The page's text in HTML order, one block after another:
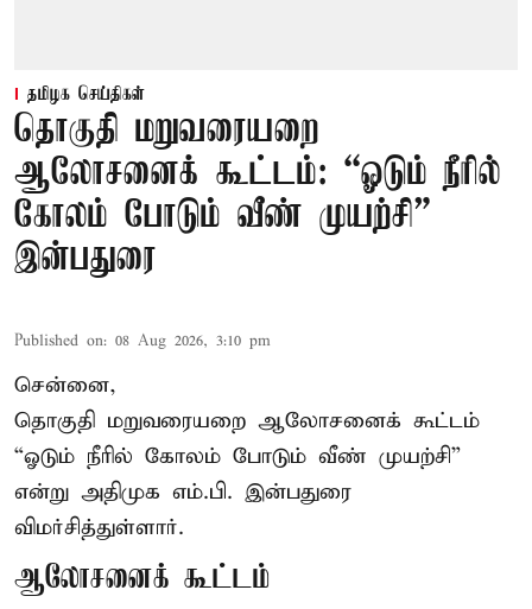
தமிழக செய்திகள்
தொகுதி மறுவரையறை
ஆலோசனைக் கூட்டம்: “ஓடும் நீரில்
கோலம் போடும் வீண் முயற்சி” –
இன்பதுரை
Published on: 08 Aug 2026, 3:10 pm
சென்னை,
தொகுதி மறுவரையறை ஆலோசனைக் கூட்டம்
“ஓடும் நீரில் கோலம் போடும் வீண் முயற்சி”
என்று அதிமுக எம்.பி. இன்பதுரை
விமர்சித்துள்ளார்.
ஆலோசனைக் கூட்டம்